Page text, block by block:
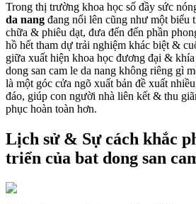
Trong thị trường khoa học số đầy sức
da nang đang nổi lên cũng như một biểu
chữa & phiêu dạt, đưa đến đến phần
hồ hết tham dự trải nghiệm khác biệt &
giữa xuất hiện khoa học đương đại &
dong san cam le da nang không riêng gì
là một góc cửa ngõ xuất bản đề xuất
đáo, giúp con người nhà liên kết & thu
phục hoàn toàn hơn.
Lịch sử & Sự cách khắc
triển của bat dong san